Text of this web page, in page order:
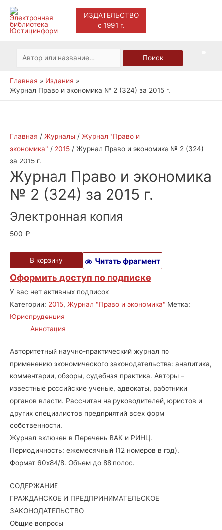
ИЗДАТЕЛЬСТВО
с 1991 г.
Искать:
Поиск
Главная
Издания
Журнал Право и экономика № 2 (324) за 2015 г.
Главная / Журналы / Журнал "Право и
экономика" / 2015 / Журнал Право и экономика № 2 (324)
за 2015 г.
Журнал Право и экономика
№ 2 (324) за 2015 г.
Электронная копия
500 ₽
В корзину Читать фрагмент
Оформить доступ по подписке
У вас нет активных подписок
Категории: 2015, Журнал "Право и экономика" Метка:
Юриспруденция
Аннотация
Авторитетный научно-практический журнал по
применению экономического законодательства: аналитика,
комментарии, обзоры, судебная практика. Авторы –
известные российские ученые, адвокаты, работники
органов власти. Рассчитан на руководителей, юристов и
других специалистов предприятий всех форм
собственности.
Журнал включен в Перечень ВАК и РИНЦ.
Периодичность: ежемесячный (12 номеров в год).
Формат 60х84/8. Объем до 88 полос.
СОДЕРЖАНИЕ
ГРАЖДАНСКОЕ И ПРЕДПРИНИМАТЕЛЬСКОЕ
ЗАКОНОДАТЕЛЬСТВО
Общие вопросы